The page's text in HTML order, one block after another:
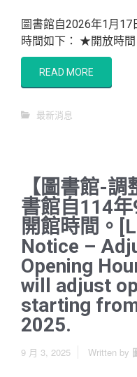
圖書館自2026年1月
時間如下： ★開放時間
READ MORE
最新消息
【圖書館-
書館自114
開館時間。
Notice –
Opening
will adjust
starting
2025.
9 月 3, 2025 Written by